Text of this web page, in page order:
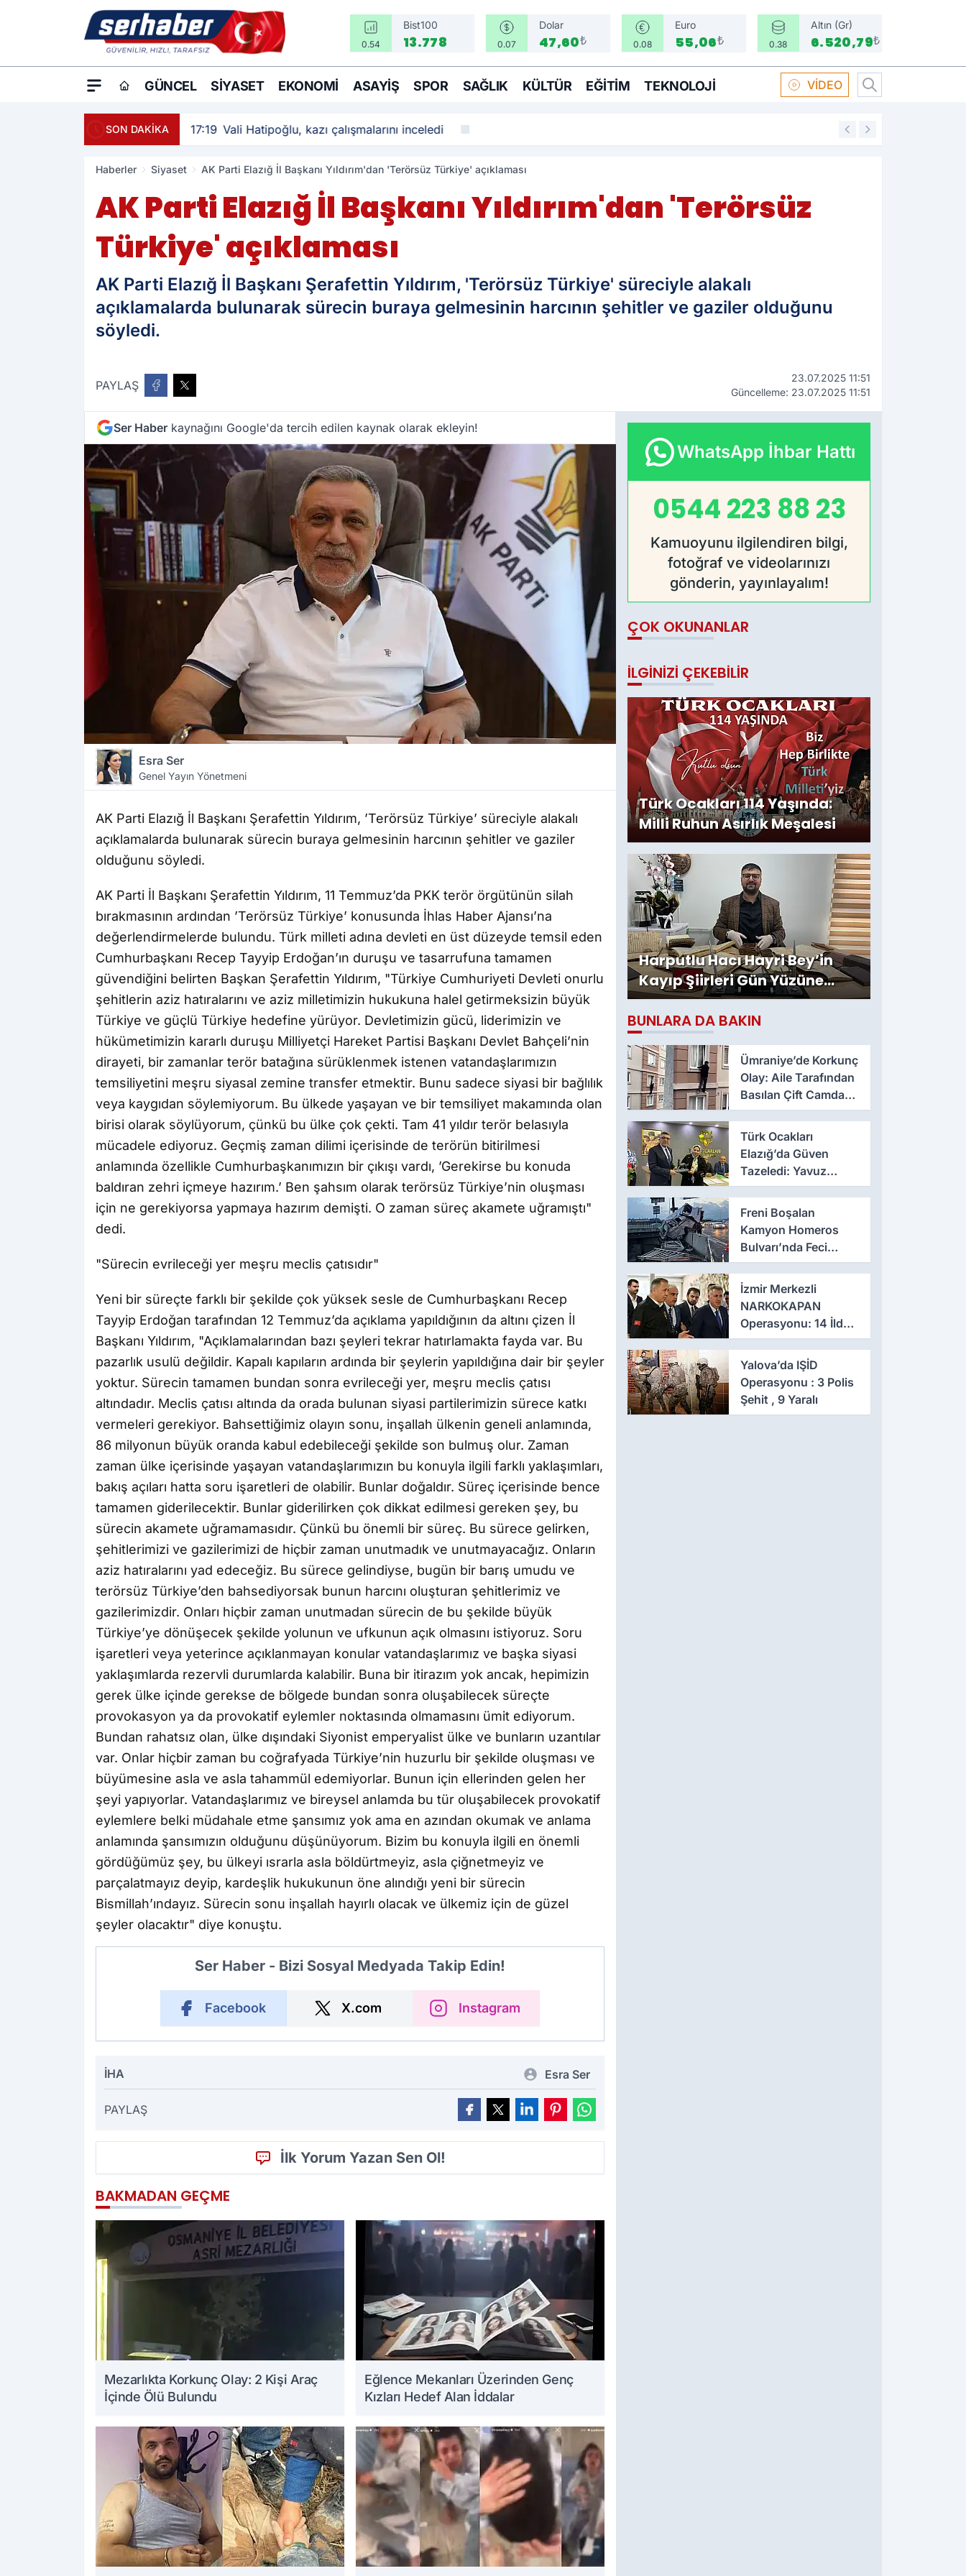
0.54
Bist100
13.778 0.07
Dolar
47,60₺ 0.08
Euro
55,06₺ 0.38
Altın (Gr)
6.520,79₺
GÜNCEL SIYASET EKONOMI ASAYIŞ SPOR SAĞLIK KÜLTÜR EĞITIM TEKNOLOJI VİDEO
SON DAKİKA 17:19 Vali Hatipoğlu, kazı çalışmalarını inceledi 16:58
Haberler Siyaset AK Parti Elazığ İl Başkanı Yıldırım'dan 'Terörsüz Türkiye' açıklaması
AK Parti Elazığ İl Başkanı Yıldırım'dan 'Terörsüz
Türkiye' açıklaması
AK Parti Elazığ İl Başkanı Şerafettin Yıldırım, 'Terörsüz Türkiye' süreciyle alakalı
açıklamalarda bulunarak sürecin buraya gelmesinin harcının şehitler ve gaziler olduğunu
söyledi.
PAYLAŞ
23.07.2025 11:51
Güncelleme: 23.07.2025 11:51
Ser Haber kaynağını Google'da tercih edilen kaynak olarak ekleyin!
Esra Ser
Genel Yayın Yönetmeni
AK Parti Elazığ İl Başkanı Şerafettin Yıldırım, ’Terörsüz Türkiye’ süreciyle alakalı
açıklamalarda bulunarak sürecin buraya gelmesinin harcının şehitler ve gaziler
olduğunu söyledi.
AK Parti İl Başkanı Şerafettin Yıldırım, 11 Temmuz’da PKK terör örgütünün silah
bırakmasının ardından ’Terörsüz Türkiye’ konusunda İhlas Haber Ajansı’na
değerlendirmelerde bulundu. Türk milleti adına devleti en üst düzeyde temsil eden
Cumhurbaşkanı Recep Tayyip Erdoğan’ın duruşu ve tasarrufuna tamamen
güvendiğini belirten Başkan Şerafettin Yıldırım, "Türkiye Cumhuriyeti Devleti onurlu
şehitlerin aziz hatıralarını ve aziz milletimizin hukukuna halel getirmeksizin büyük
Türkiye ve güçlü Türkiye hedefine yürüyor. Devletimizin gücü, liderimizin ve
hükümetimizin kararlı duruşu Milliyetçi Hareket Partisi Başkanı Devlet Bahçeli’nin
dirayeti, bir zamanlar terör batağına sürüklenmek istenen vatandaşlarımızın
temsiliyetini meşru siyasal zemine transfer etmektir. Bunu sadece siyasi bir bağlılık
veya kaygıdan söylemiyorum. Bu ülkede yaşayan ve bir temsiliyet makamında olan
birisi olarak söylüyorum, çünkü bu ülke çok çekti. Tam 41 yıldır terör belasıyla
mücadele ediyoruz. Geçmiş zaman dilimi içerisinde de terörün bitirilmesi
anlamında özellikle Cumhurbaşkanımızın bir çıkışı vardı, ’Gerekirse bu konuda
baldıran zehri içmeye hazırım.’ Ben şahsım olarak terörsüz Türkiye’nin oluşması
için ne gerekiyorsa yapmaya hazırım demişti. O zaman süreç akamete uğramıştı"
dedi.
"Sürecin evrileceği yer meşru meclis çatısıdır"
Yeni bir süreçte farklı bir şekilde çok yüksek sesle de Cumhurbaşkanı Recep
Tayyip Erdoğan tarafından 12 Temmuz’da açıklama yapıldığının da altını çizen İl
Başkanı Yıldırım, "Açıklamalarından bazı şeyleri tekrar hatırlamakta fayda var. Bu
pazarlık usulü değildir. Kapalı kapıların ardında bir şeylerin yapıldığına dair bir şeyler
yoktur. Sürecin tamamen bundan sonra evrileceği yer, meşru meclis çatısı
altındadır. Meclis çatısı altında da orada bulunan siyasi partilerimizin sürece katkı
vermeleri gerekiyor. Bahsettiğimiz olayın sonu, inşallah ülkenin geneli anlamında,
86 milyonun büyük oranda kabul edebileceği şekilde son bulmuş olur. Zaman
zaman ülke içerisinde yaşayan vatandaşlarımızın bu konuyla ilgili farklı yaklaşımları,
bakış açıları hatta soru işaretleri de olabilir. Bunlar doğaldır. Süreç içerisinde bence
tamamen giderilecektir. Bunlar giderilirken çok dikkat edilmesi gereken şey, bu
sürecin akamete uğramamasıdır. Çünkü bu önemli bir süreç. Bu sürece gelirken,
şehitlerimizi ve gazilerimizi de hiçbir zaman unutmadık ve unutmayacağız. Onların
aziz hatıralarını yad edeceğiz. Bu sürece gelindiyse, bugün bir barış umudu ve
terörsüz Türkiye’den bahsediyorsak bunun harcını oluşturan şehitlerimiz ve
gazilerimizdir. Onları hiçbir zaman unutmadan sürecin de bu şekilde büyük
Türkiye’ye dönüşecek şekilde yolunun ve ufkunun açık olmasını istiyoruz. Soru
işaretleri veya yeterince açıklanmayan konular vatandaşlarımız ve başka siyasi
yaklaşımlarda rezervli durumlarda kalabilir. Buna bir itirazım yok ancak, hepimizin
gerek ülke içinde gerekse de bölgede bundan sonra oluşabilecek süreçte
provokasyon ya da provokatif eylemler noktasında olmamasını ümit ediyorum.
Bundan rahatsız olan, ülke dışındaki Siyonist emperyalist ülke ve bunların uzantılar
var. Onlar hiçbir zaman bu coğrafyada Türkiye’nin huzurlu bir şekilde oluşması ve
büyümesine asla ve asla tahammül edemiyorlar. Bunun için ellerinden gelen her
şeyi yapıyorlar. Vatandaşlarımız ve bireysel anlamda bu tür oluşabilecek provokatif
eylemlere belki müdahale etme şansımız yok ama en azından okumak ve anlama
anlamında şansımızın olduğunu düşünüyorum. Bizim bu konuyla ilgili en önemli
gördüğümüz şey, bu ülkeyi ısrarla asla böldürtmeyiz, asla çiğnetmeyiz ve
parçalatmayız deyip, kardeşlik hukukunun öne alındığı yeni bir sürecin
Bismillah’ındayız. Sürecin sonu inşallah hayırlı olacak ve ülkemiz için de güzel
şeyler olacaktır" diye konuştu.
Ser Haber - Bizi Sosyal Medyada Takip Edin!
Facebook X.com Instagram
İHA Esra Ser
PAYLAŞ
İlk Yorum Yazan Sen Ol!
BAKMADAN GEÇME
Mezarlıkta Korkunç Olay: 2 Kişi Araç
İçinde Ölü Bulundu
Eğlence Mekanları Üzerinden Genç
Kızları Hedef Alan İddalar
WhatsApp İhbar Hattı
0544 223 88 23
Kamuoyunu ilgilendiren bilgi,
fotoğraf ve videolarınızı
gönderin, yayınlayalım!
ÇOK OKUNANLAR
İLGINIZI ÇEKEBILIR
Türk Ocakları 114 Yaşında:
Milli Ruhun Asırlık Meşalesi
Harputlu Hacı Hayri Bey’in
Kayıp Şiirleri Gün Yüzüne
Çıktı
BUNLARA DA BAKIN
Ümraniye’de Korkunç
Olay: Aile Tarafından
Basılan Çift Camdan
Atladı
Türk Ocakları
Elazığ’da Güven
Tazeledi: Yavuz
Haykır Yeniden
Başkan
Freni Boşalan
Kamyon Homeros
Bulvarı’nda Feci
Kazaya Neden Oldu
İzmir Merkezli
NARKOKAPAN
Operasyonu: 14 İlde
Eş Zamanlı Baskın,
641 Gözaltı
Yalova’da IŞİD
Operasyonu : 3 Polis
Şehit , 9 Yaralı